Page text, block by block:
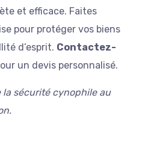
et efficace. Faites
pour protéger vos biens
d’esprit. Contactez-
un devis personnalisé.
la sécurité cynophile au